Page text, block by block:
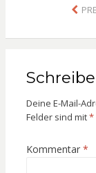
Deine E-Mail-
Felder sind mit*
Kommentar *